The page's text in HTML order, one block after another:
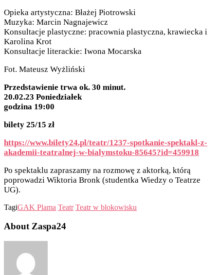
Opieka artystyczna: Błażej Piotrowski
Muzyka: Marcin Nagnajewicz
Konsultacje plastyczne: pracownia plastyczna, krawiecka i
Karolina Krot
Konsultacje literackie: Iwona Mocarska
Fot. Mateusz Wyżliński
Przedstawienie trwa ok. 30 minut.
20.02.23 Poniedziałek
godzina 19:00
bilety 25/15 zł
https://www.bilety24.pl/teatr/1237-spotkanie-spektakl-z-
akademii-teatralnej-w-bialymstoku-85645?id=459918
Po spektaklu zapraszamy na rozmowę z aktorką, którą
poprowadzi Wiktoria Bronk (studentka Wiedzy o Teatrze
UG).
TagiGAK Plama Teatr Teatr w blokowisku
About Zaspa24